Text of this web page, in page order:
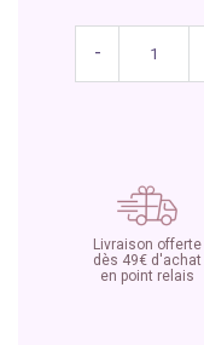
-
Livraison offerte
dès 49€ d'achat
en point relais